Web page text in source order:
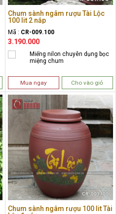
Chum sành ngâm rượu Tài Lộc
100 lit 2 nắp
Mã : CR-009.100
3.190.000
Miếng nilon chuyên dụng bọc
miệng chum
Mua ngay Cho vào giỏ
Chum sành ngâm rượu 100 lit Tài